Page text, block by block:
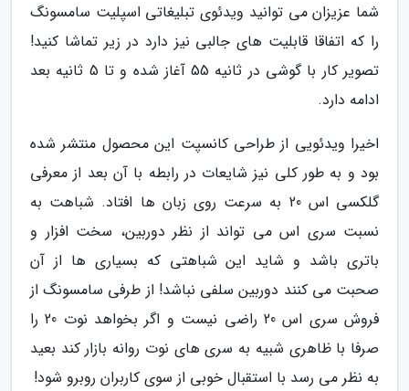
شما عزیزان می توانید ویدئوی تبلیغاتی اسپلیت سامسونگ
را که اتفاقا قابلیت های جالبی نیز دارد در زیر تماشا کنید!
تصویر کار با گوشی در ثانیه 55 آغاز شده و تا 5 ثانیه بعد
ادامه دارد.
اخیرا ویدئویی از طراحی کانسپت این محصول منتشر شده
بود و به طور کلی نیز شایعات در رابطه با آن بعد از معرفی
گلکسی اس 20 به سرعت روی زبان ها افتاد. شباهت به
نسبت سری اس می تواند از نظر دوربین، سخت افزار و
باتری باشد و شاید این شباهتی که بسیاری ها از آن
صحبت می کنند دوربین سلفی نباشد! از طرفی سامسونگ از
فروش سری اس 20 راضی نیست و اگر بخواهد نوت 20 را
صرفا با ظاهری شبیه به سری های نوت روانه بازار کند بعید
به نظر می رسد با استقبال خوبی از سوی کاربران روبرو شود!